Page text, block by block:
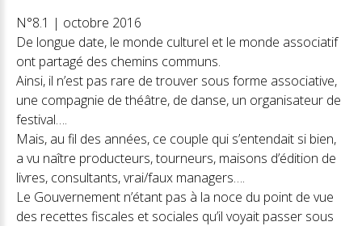
N°8.1 | octobre 2016
De longue date, le monde culturel et le monde associatif
ont partagé des chemins communs.
Ainsi, il n’est pas rare de trouver sous forme associative,
une compagnie de théâtre, de danse, un organisateur de
festival….
Mais, au fil des années, ce couple qui s’entendait si bien,
a vu naître producteurs, tourneurs, maisons d’édition de
livres, consultants, vrai/faux managers….
Le Gouvernement n’étant pas à la noce du point de vue
des recettes fiscales et sociales qu’il voyait passer sous